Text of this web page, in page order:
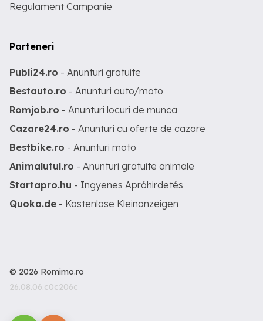
Regulament Campanie
Parteneri
Publi24.ro - Anunturi gratuite
Bestauto.ro - Anunturi auto/moto
Romjob.ro - Anunturi locuri de munca
Cazare24.ro - Anunturi cu oferte de cazare
Bestbike.ro - Anunturi moto
Animalutul.ro - Anunturi gratuite animale
Startapro.hu - Ingyenes Apróhirdetés
Quoka.de - Kostenlose Kleinanzeigen
© 2026 Romimo.ro
26.08.06.c0c206c